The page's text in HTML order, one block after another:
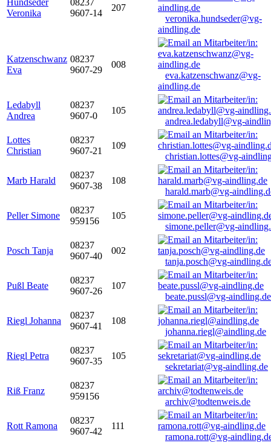
Hundseder
Veronika
08237
9607-14
207
veronika.hundseder@vg-
aindling.de
Katzenschwanz
Eva
08237
9607-29
008
eva.katzenschwanz@vg-
aindling.de
Ledabyll
Andrea
08237
9607-0
105
andrea.ledabyll@vg-
Lottes
Christian
08237
9607-21
109
christian.lottes@vg-
Marb Harald
08237
9607-38
108
harald.marb@vg-
Peller Simone
08237
959156
105
simone.peller@vg-
Posch Tanja
08237
9607-40
002
tanja.posch@vg-
Pußl Beate
08237
9607-26
107
beate.pussl@vg-aindling.de
Riegl Johanna
08237
9607-41
108
johanna.riegl@aindling.de
Riegl Petra
08237
9607-35
105
sekretariat@vg-aindling.de
Riß Franz
08237
959156
archiv@todtenweis.de
Rott Ramona
08237
9607-42
111
ramona.rott@vg-